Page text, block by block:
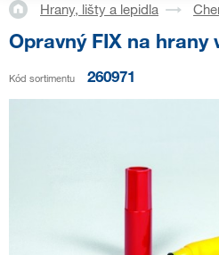
Hrany, lišty a lepidla
Opravný FIX na hrany
Kód sortimentu 260971